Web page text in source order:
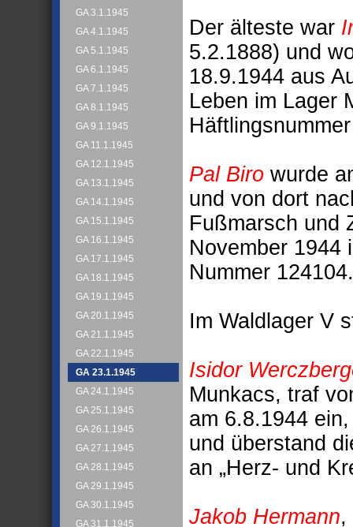
GA 3.1.1945
GA 4.1.1945
GA 5.1.1945
GA 6.1.1945
GA 7.1.1945
GA 8.1.1945
GA 9.1.1945
GA 11.1.1945
GA 12.1.1945
GA 13.1.1945
GA 14.1.1945
GA 15.1.1945
GA 16.1.1945
GA 17.1.1945
GA 18.1.1945
GA 19.1.1945
GA 20.1.1945
GA 21.1.1945
GA 22.1.1945
GA 23.1.1945
GA 24.1.1945
GA 25.1.1945
GA 26.1.1945
GA 27.1.1945
GA 28.1.1945
GA 29.1.1945
GA 30.1.1945
GA 31.1.1945
Der älteste war
5.2.1888) und
18.9.1944 aus
Leben im Lager
Pal Biro wurde
und von dort
Fußmarsch und
November 1944
Nummer
Im Waldlager V
Isidor
Munkacs, traf
am 6.8.1944
und überstand
an „Herz- und
Jakob Hermann,